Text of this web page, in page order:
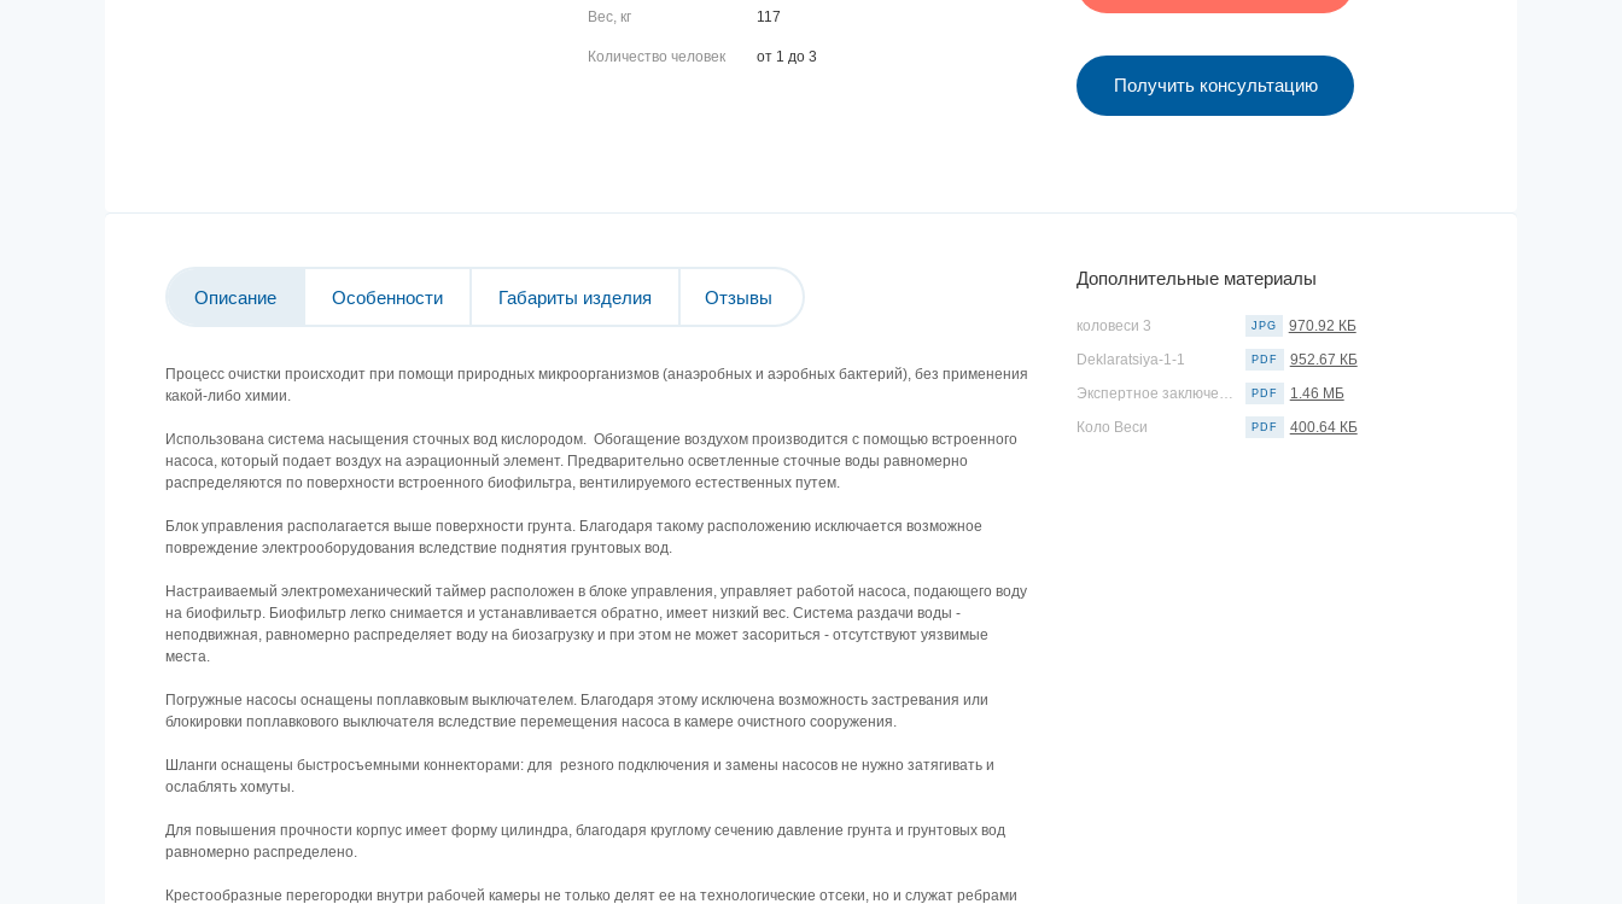
Вес, кг 117
Количество человек от 1 до 3
Получить консультацию
Описание Особенности Габариты изделия Отзывы
Процесс очистки происходит при помощи природных микроорганизмов (анаэробных и аэробных бактерий), без применения
какой-либо химии.
Использована система насыщения сточных вод кислородом. Обогащение воздухом производится с помощью встроенного
насоса, который подает воздух на аэрационный элемент. Предварительно осветленные сточные воды равномерно
распределяются по поверхности встроенного биофильтра, вентилируемого естественных путем.
Блок управления располагается выше поверхности грунта. Благодаря такому расположению исключается возможное
повреждение электрооборудования вследствие поднятия грунтовых вод.
Настраиваемый электромеханический таймер расположен в блоке управления, управляет работой насоса, подающего воду
на биофильтр. Биофильтр легко снимается и устанавливается обратно, имеет низкий вес. Система раздачи воды -
неподвижная, равномерно распределяет воду на биозагрузку и при этом не может засориться - отсутствуют уязвимые
места.
Погружные насосы оснащены поплавковым выключателем. Благодаря этому исключена возможность застревания или
блокировки поплавкового выключателя вследствие перемещения насоса в камере очистного сооружения.
Шланги оснащены быстросъемными коннекторами: для резного подключения и замены насосов не нужно затягивать и
ослаблять хомуты.
Для повышения прочности корпус имеет форму цилиндра, благодаря круглому сечению давление грунта и грунтовых вод
равномерно распределено.
Крестообразные перегородки внутри рабочей камеры не только делят ее на технологические отсеки, но и служат ребрами
Дополнительные материалы
коловеси 3 JPG
970.92 КБ
Deklaratsiya-1-1
PDF
952.67 КБ
Экспертное заключение
PDF
1.46 МБ
Коло Веси
PDF 400.64 КБ